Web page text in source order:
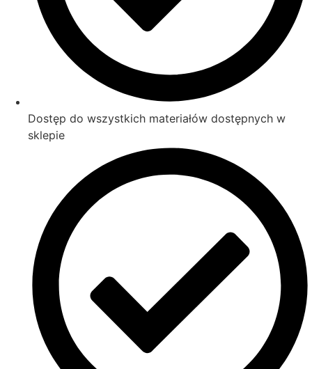
Dostęp do wszystkich materiałów dostępnych w
sklepie